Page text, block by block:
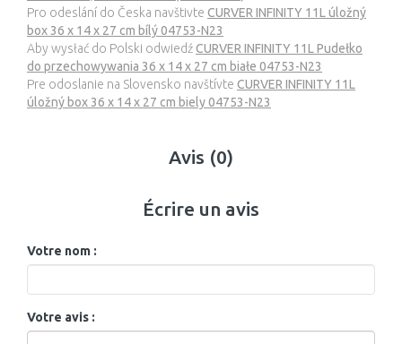
Pro odeslání do Česka navštivte CURVER INFINITY 11L úložný
box 36 x 14 x 27 cm bílý 04753-N23
Aby wysłać do Polski odwiedźCURVER INFINITY 11L Pudełko
do przechowywania 36 x 14 x 27 cm białe 04753-N23
Pre odoslanie na Slovensko navštívte CURVER INFINITY 11L
úložný box 36 x 14 x 27 cm biely 04753-N23
Avis (0)
Écrire un avis
Votre nom :
Votre avis :